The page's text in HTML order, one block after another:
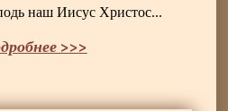
наш Иисус Христос...
>>>